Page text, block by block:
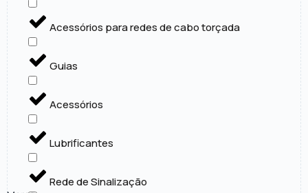
Acessórios para redes de cabo torçada
Guias
Acessórios
Lubrificantes
Rede de Sinalização